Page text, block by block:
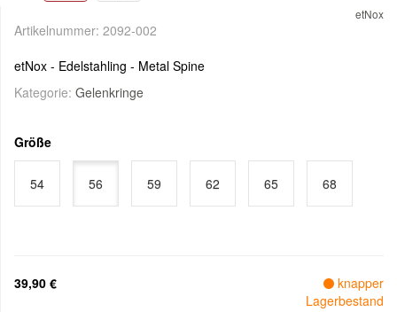
etNox
Artikelnummer: 2092-002
etNox - Edelstahling - Metal Spine
Kategorie: Gelenkringe
Größe
54 56 59 62 65 68
39,90 €
knapper
Lagerbestand